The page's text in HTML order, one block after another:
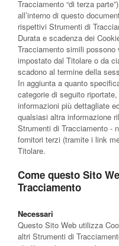
Tracciamento “di terza
all’interno di questo
rispettivi Strumenti di
Durata e scadenza dei
Tracciamento simili
impostato dal Titolare o da
scadono al termine della
In aggiunta a quanto
categorie di seguito
informazioni più dettagliate
qualsiasi altra informazione
Strumenti di Tracciamento -
fornitori terzi (tramite i link
Titolare.
Come questo Sito
Tracciamento
Necessari
Questo Sito Web utilizza
altri Strumenti di